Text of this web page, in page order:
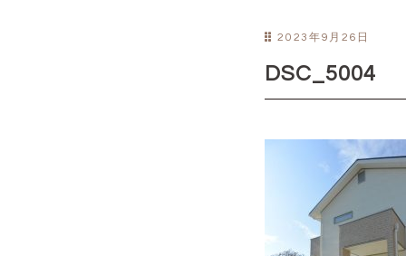
2023年9月26日
DSC_5004